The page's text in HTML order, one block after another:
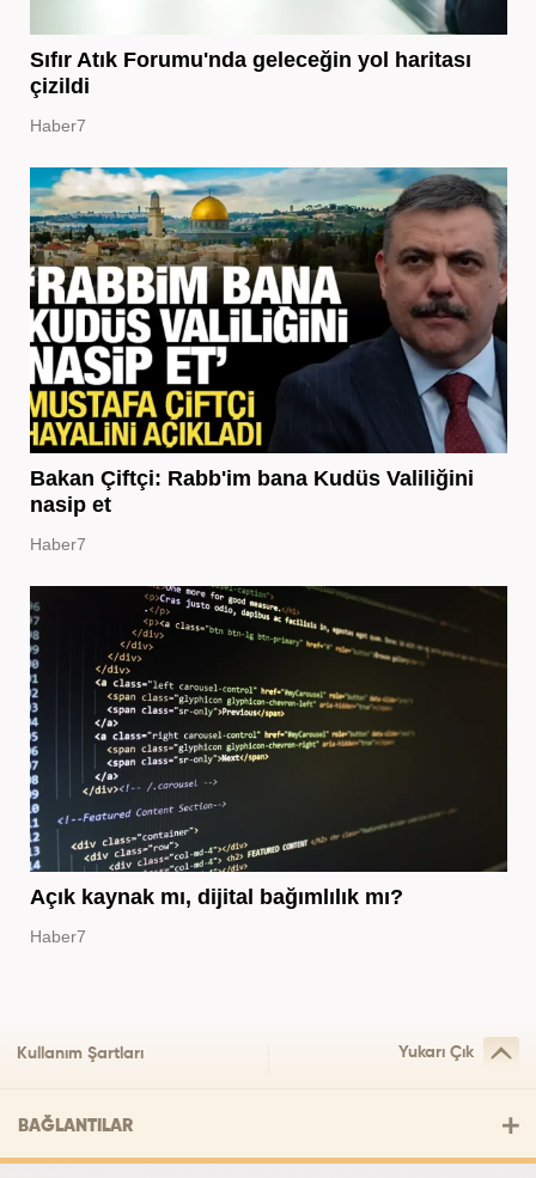
Sıfır Atık Forumu'nda geleceğin yol haritası
çizildi
Haber7
Bakan Çiftçi: Rabb'im bana Kudüs Valiliğini
nasip et
Haber7
Açık kaynak mı, dijital bağımlılık mı?
Haber7
Kullanım Şartları Yukarı Çık
BAĞLANTILAR